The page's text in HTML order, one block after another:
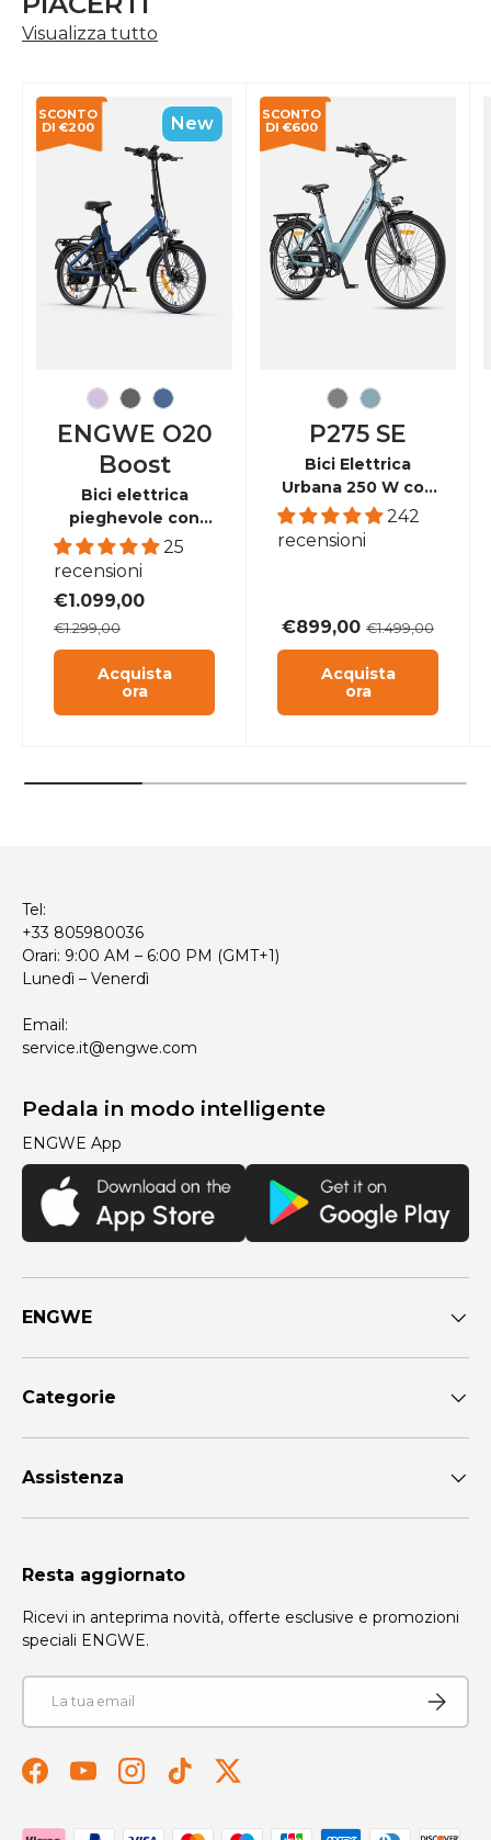
Visualizza tutto
New
SCONTO
DI €200
Viola Tenue
Grigio Grafite
Blu Polveroso
ENGWE O20
Boost
Bici elettrica
pieghevole con
sospensione
anteriore e coppia
25
recensioni
€1.099,00
€1.299,00
Acquista
ora
SCONTO
DI €600
grigioCielo azzurro
P275 SE
Bici Elettrica
Urbana 250 W con
Autonomia fino a
100 km e Adatta a
242
recensioni
€899,00 €1.499,00
Acquista
ora
Tel:
+33 805980036
Orari: 9:00 AM – 6:00 PM (GMT+1)
Lunedì – Venerdì
Email:
service.it@engwe.com
Pedala in modo intelligente
ENGWE App
ENGWE
Categorie
Assistenza
Resta aggiornato
Ricevi in anteprima novità, offerte esclusive e promozioni
speciali ENGWE.
Email
Iscriviti
FacebookYouTubeInstagramTikTokTwitter